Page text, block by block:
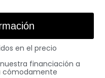
en el precio
financiación a
cómodamente